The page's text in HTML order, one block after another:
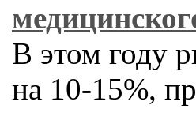
В этом году
на 10-15%,